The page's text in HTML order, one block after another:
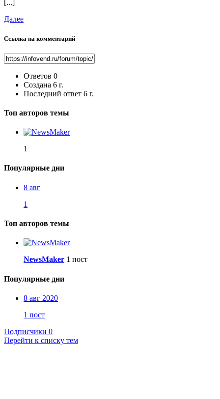
[...]
Далее
Ссылка на комментарий
Ответов 0
Создана 6 г.
Последний ответ 6 г.
Топ авторов темы
1
Популярные дни
8 авг
1
Топ авторов темы
NewsMaker 1 пост
Популярные дни
8 авг 2020
1 пост
Подписчики 0
Перейти к списку тем